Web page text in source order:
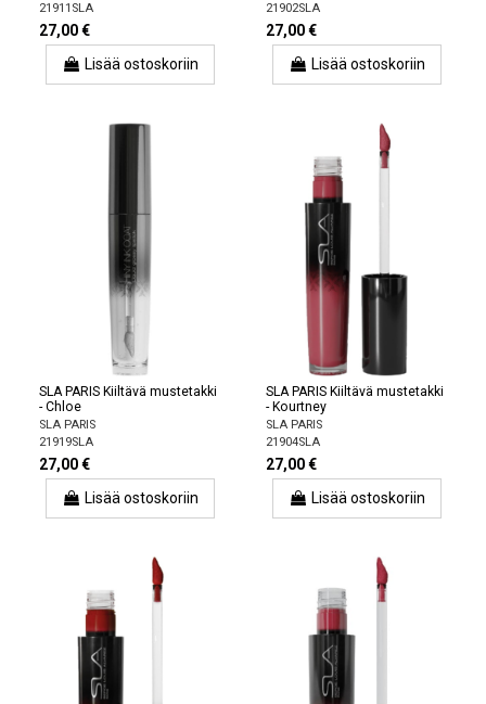
21911SLA
27,00 €
Lisää ostoskoriin
21902SLA
27,00 €
Lisää ostoskoriin
SLA PARIS Kiiltävä mustetakki
- Chloe
SLA PARIS
21919SLA
27,00 €
Lisää ostoskoriin
SLA PARIS Kiiltävä mustetakki
- Kourtney
SLA PARIS
21904SLA
27,00 €
Lisää ostoskoriin